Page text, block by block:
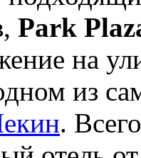
Park
на
из
.